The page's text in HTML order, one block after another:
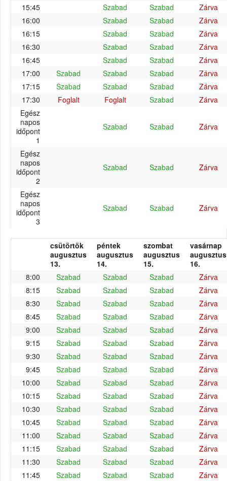
15:45
Szabad Szabad
Zárva
16:00
Szabad Szabad
Zárva
16:15
Szabad Szabad
Zárva
16:30
Szabad Szabad
Zárva
16:45
Szabad Szabad
Zárva
17:00
Szabad Szabad Szabad
Zárva
17:15
Szabad Szabad Szabad
Zárva
17:30
Foglalt Foglalt Szabad
Zárva
Egész
napos
időpont
1
Szabad Szabad Zárva
Egész
napos
időpont
2
Szabad Szabad Zárva
Egész
napos
időpont
3
Szabad Szabad Zárva
csütörtök
augusztus
13.
péntek
augusztus
14.
szombat
augusztus
15.
vasárnap
augusztus
16.
8:00
Szabad Szabad Szabad
Zárva
8:15
Szabad Szabad Szabad
Zárva
8:30
Szabad Szabad Szabad
Zárva
8:45
Szabad Szabad Szabad
Zárva
9:00
Szabad Szabad Szabad
Zárva
9:15
Szabad Szabad Szabad
Zárva
9:30
Szabad Szabad Szabad
Zárva
9:45
Szabad Szabad Szabad
Zárva
10:00
Szabad Szabad Szabad
Zárva
10:15
Szabad Szabad Szabad
Zárva
10:30
Szabad Szabad Szabad
Zárva
10:45
Szabad Szabad Szabad
Zárva
11:00
Szabad Szabad Szabad
Zárva
11:15
Szabad Szabad Szabad
Zárva
11:30
Szabad Szabad Szabad
Zárva
11:45
Szabad Szabad Szabad
Zárva